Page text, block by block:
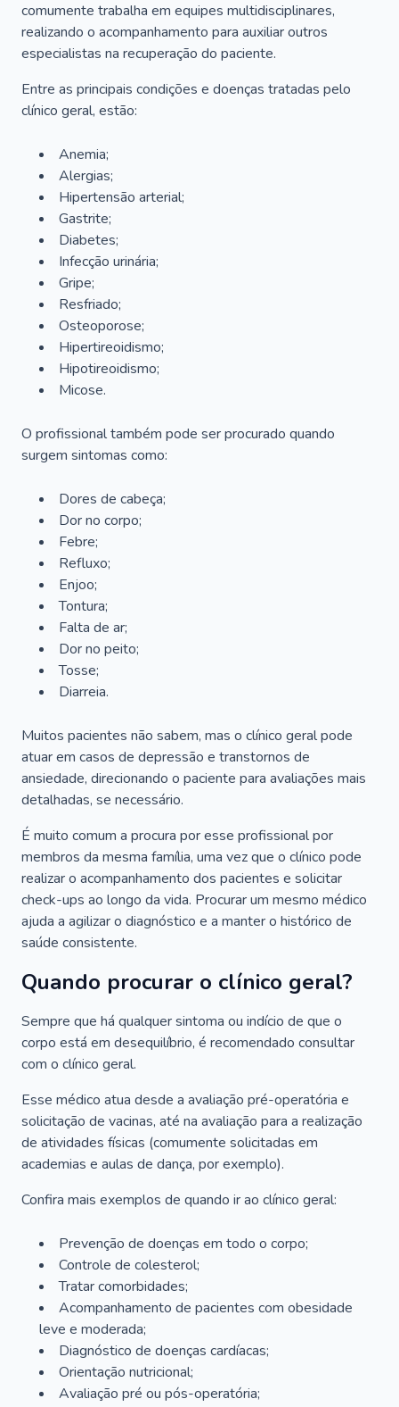
comumente trabalha em equipes multidisciplinares,
realizando o acompanhamento para auxiliar outros
especialistas na recuperação do paciente.
Entre as principais condições e doenças tratadas pelo
clínico geral, estão:
Anemia;
Alergias;
Hipertensão arterial;
Gastrite;
Diabetes;
Infecção urinária;
Gripe;
Resfriado;
Osteoporose;
Hipertireoidismo;
Hipotireoidismo;
Micose.
O profissional também pode ser procurado quando
surgem sintomas como:
Dores de cabeça;
Dor no corpo;
Febre;
Refluxo;
Enjoo;
Tontura;
Falta de ar;
Dor no peito;
Tosse;
Diarreia.
Muitos pacientes não sabem, mas o clínico geral pode
atuar em casos de depressão e transtornos de
ansiedade, direcionando o paciente para avaliações mais
detalhadas, se necessário.
É muito comum a procura por esse profissional por
membros da mesma família, uma vez que o clínico pode
realizar o acompanhamento dos pacientes e solicitar
check-ups ao longo da vida. Procurar um mesmo médico
ajuda a agilizar o diagnóstico e a manter o histórico de
saúde consistente.
Quando procurar o clínico geral?
Sempre que há qualquer sintoma ou indício de que o
corpo está em desequilíbrio, é recomendado consultar
com o clínico geral.
Esse médico atua desde a avaliação pré-operatória e
solicitação de vacinas, até na avaliação para a realização
de atividades físicas (comumente solicitadas em
academias e aulas de dança, por exemplo).
Confira mais exemplos de quando ir ao clínico geral:
Prevenção de doenças em todo o corpo;
Controle de colesterol;
Tratar comorbidades;
Acompanhamento de pacientes com obesidade
leve e moderada;
Diagnóstico de doenças cardíacas;
Orientação nutricional;
Avaliação pré ou pós-operatória;